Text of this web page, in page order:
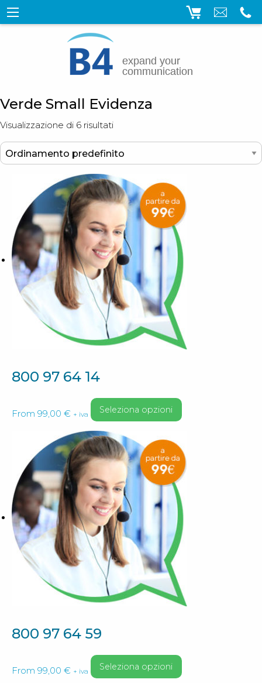
Verde Small Evidenza
Visualizzazione di 6 risultati
800 97 64 14
From 99,00 € + iva Seleziona opzioni
Questo
prodotto
più
varianti.
Le
possono
essere
scelte
prodotto
800 97 64 59
From 99,00 € + iva Seleziona opzioni
Questo
prodotto